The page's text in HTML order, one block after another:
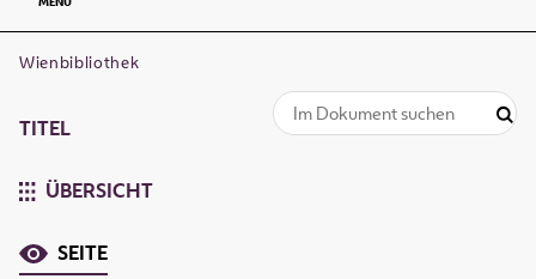
Wienbibliothek
TITEL
ÜBERSICHT
SEITE